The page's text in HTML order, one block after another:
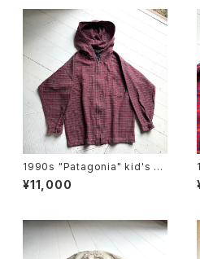
1990s "Patagonia" kid's ho
ody
¥11,000
t